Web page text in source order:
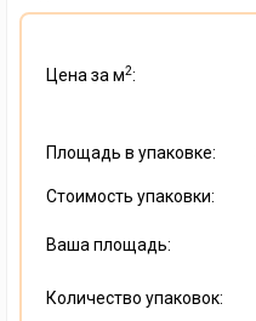
Цена за м2:
Площадь в упаковке:
Стоимость упаковки:
Ваша площадь:
Количество упаковок: